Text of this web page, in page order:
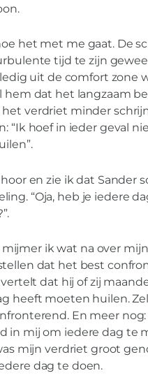
het met me gaat. De
tijd te zijn
uit de comfort zone
hem dat het langzaam
verdriet minder
“Ik hoef in ieder geval
en zie ik dat Sander
“Oja, heb je iedere
ik wat na over
dat het best
dat hij of zij
heeft moeten huilen.
En meer nog:
in mij om iedere dag te
mijn verdriet groot
dag te doen.